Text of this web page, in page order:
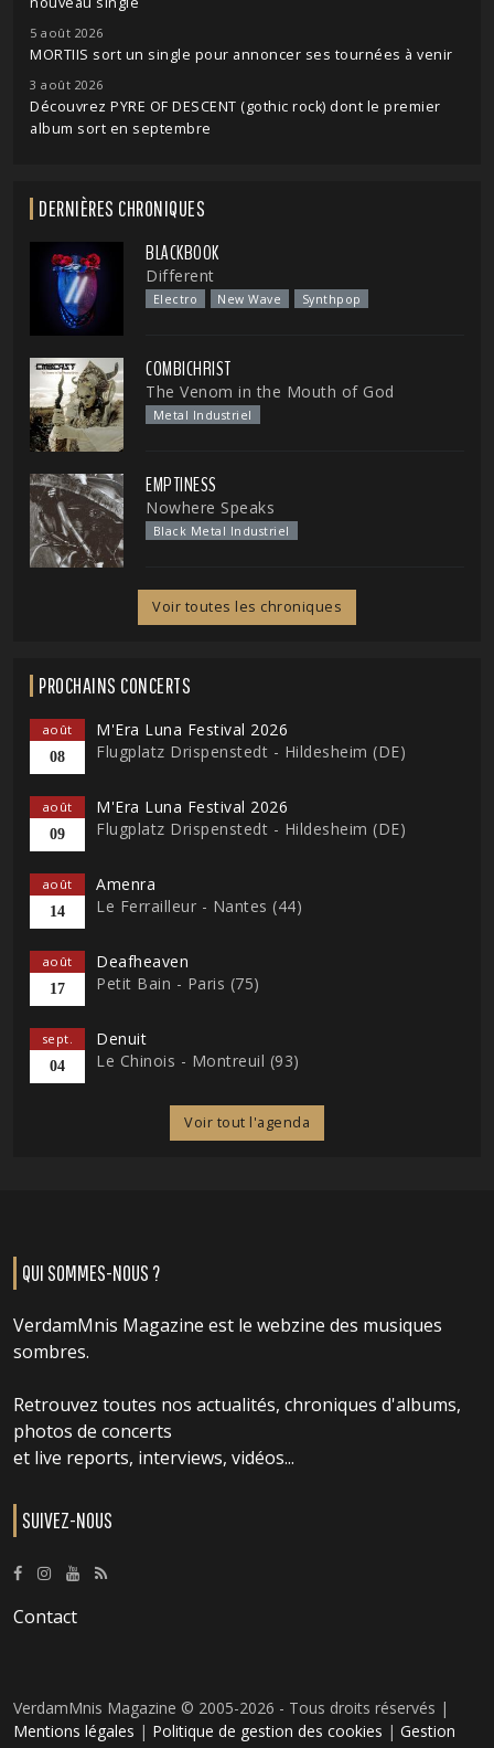
5 août 2026
MORTIIS sort un single pour annoncer ses tournées à venir
3 août 2026
Découvrez PYRE OF DESCENT (gothic rock) dont le premier
album sort en septembre
DERNIÈRES CHRONIQUES
BLACKBOOK
Different
Electro New Wave Synthpop
COMBICHRIST
The Venom in the Mouth of God
Metal Industriel
EMPTINESS
Nowhere Speaks
Black Metal Industriel
Voir toutes les chroniques
PROCHAINS CONCERTS
août
08
M'Era Luna Festival 2026
Flugplatz Drispenstedt - Hildesheim (DE)
août
09
M'Era Luna Festival 2026
Flugplatz Drispenstedt - Hildesheim (DE)
août
14
Amenra
Le Ferrailleur - Nantes (44)
août
17
Deafheaven
Petit Bain - Paris (75)
sept.
04
Denuit
Le Chinois - Montreuil (93)
Voir tout l'agenda
QUI SOMMES-NOUS ?
VerdamMnis Magazine est le webzine des musiques
sombres.
Retrouvez toutes nos actualités, chroniques d'albums,
photos de concerts
et live reports, interviews, vidéos...
SUIVEZ-NOUS
Contact
VerdamMnis Magazine © 2005-2026 - Tous droits réservés |
Mentions légales | Politique de gestion des cookies | Gestion